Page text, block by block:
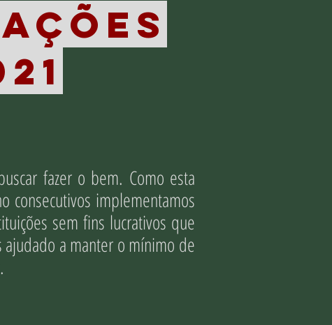
fazer o bem. Como esta
consecutivos implementamos
sem fins lucrativos que
a manter o mínimo de